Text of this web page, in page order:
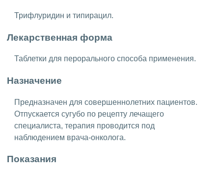
Трифлуридин и типирацил.
Лекарственная форма
Таблетки для перорального способа применения.
Назначение
Предназначен для совершеннолетних пациентов.
Отпускается сугубо по рецепту лечащего
специалиста, терапия проводится под
наблюдением врача-онколога.
Показания